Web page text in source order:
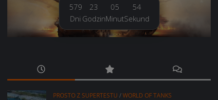
579
Dni
23
Godzin
05
Minut
55
Sekund
PROSTO Z SUPERTESTU /WORLD OF TANKS